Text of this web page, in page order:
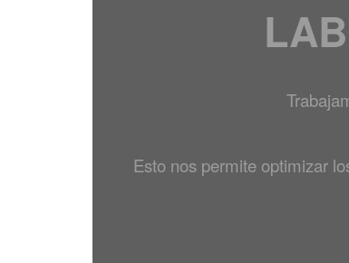
Esto nos permite optimizar